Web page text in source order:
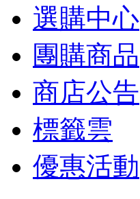
選購中心
團購商品
商店公告
標籤雲
優惠活動